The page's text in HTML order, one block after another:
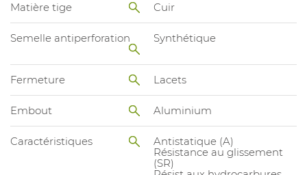
Matière tige Cuir
Semelle antiperforation Synthétique
Fermeture Lacets
Embout Aluminium
Caractéristiques
Antistatique (A)
Résistance au glissement
(SR)